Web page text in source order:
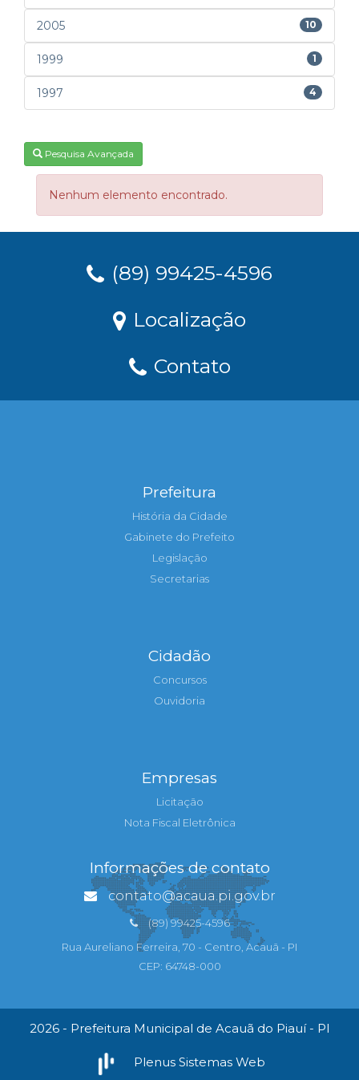
2005 10
1999 1
1997 4
Pesquisa Avançada
Nenhum elemento encontrado.
(89) 99425-4596
Localização
Contato
Prefeitura
História da Cidade
Gabinete do Prefeito
Legislação
Secretarias
Cidadão
Concursos
Ouvidoria
Empresas
Licitação
Nota Fiscal Eletrônica
Informações de contato
contato@acaua.pi.gov.br
(89) 99425-4596
Rua Aureliano Ferreira, 70 - Centro, Acauã - PI
CEP: 64748-000
2026 - Prefeitura Municipal de Acauã do Piauí - PI
Plenus Sistemas Web